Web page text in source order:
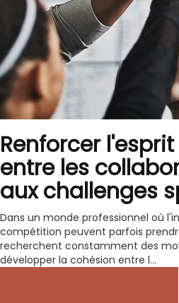
Renforcer
entre les
aux challenges
Dans un monde professionnel où
compétition peuvent parfois
recherchent constamment des
développer la cohésion entre l...